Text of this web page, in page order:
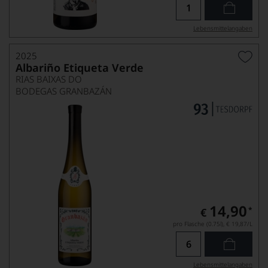
Lebensmittel­angaben
2025
Albariño Etiqueta Verde
RIAS BAIXAS DO
BODEGAS GRANBAZÁN
€ 14,90 *
pro Flasche (0.75l), € 19,87/L
Lebensmittel­angaben